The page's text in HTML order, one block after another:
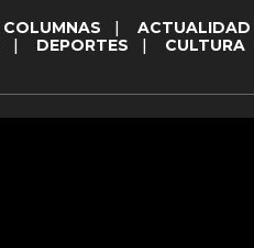
COLUMNAS ACTUALIDAD
DEPORTES CULTURA